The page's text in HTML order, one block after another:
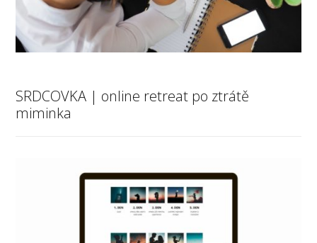
SRDCOVKA | online retreat po ztrátě
miminka